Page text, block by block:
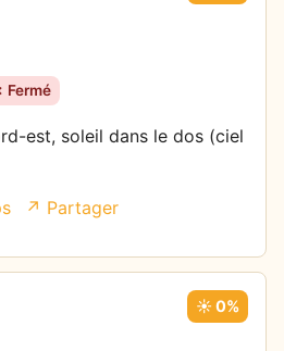
Fermé
est, soleil dans le dos (ciel
↗ Partager
☀️ 0%